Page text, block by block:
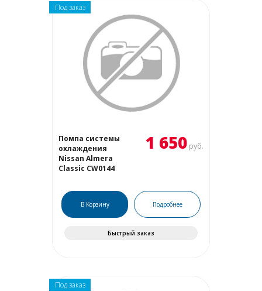
Под заказ
Помпа системы
охлаждения
Nissan Almera
Classic CW0144
1 650 руб.
В Корзину Подробнее
Быстрый заказ
Под заказ